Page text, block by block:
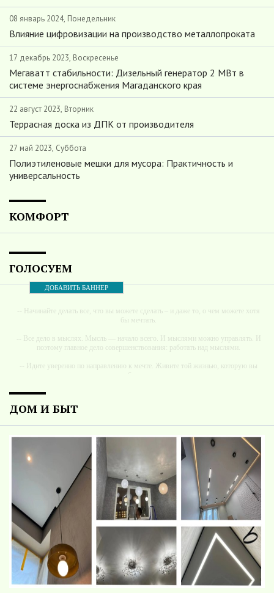
08 январь 2024, Понедельник
Влияние цифровизации на производство металлопроката
17 декабрь 2023, Воскресенье
Мегаватт стабильности: Дизельный генератор 2 МВт в
системе энергоснабжения Магаданского края
22 август 2023, Вторник
Террасная доска из ДПК от производителя
27 май 2023, Суббота
Полиэтиленовые мешки для мусора: Практичность и
универсальность
КОМФОРТ
ГОЛОСУЕМ
ДОБАВИТЬ БАННЕР
-- Начинайте делать все, что вы можете сделать – и даже то, о чем можете хотя
бы мечтать.
-- Все дело в мыслях. Мысль — начало всего. И мыслями можно управлять. И
поэтому главное дело совершенствования: работать над мыслями.
-- Идите уверенно по направлению к мечте. Живите той жизнью, которую вы
-- Самое большое богатство — это ум. Самая большая нищета — глупость. Из
-- Люблю давать советы и очень не люблю, когда их дают мне.
ДОМ И БЫТ